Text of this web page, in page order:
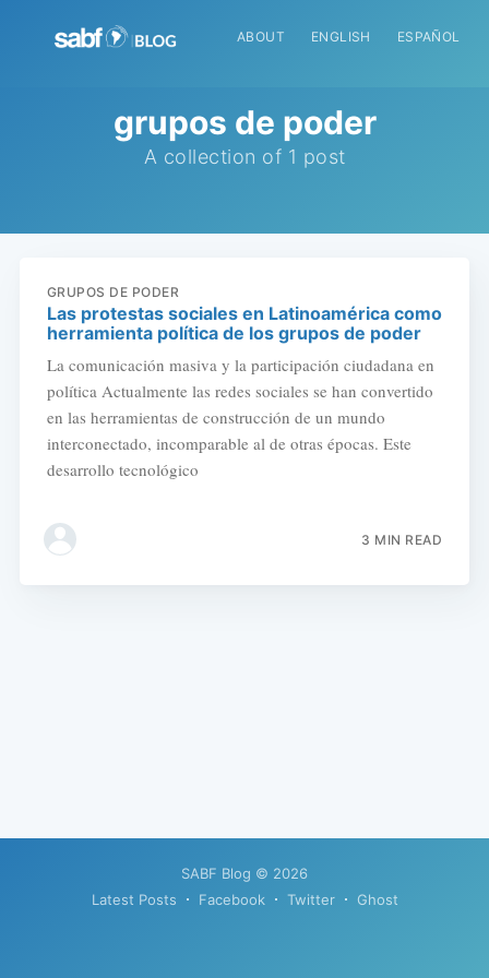
ABOUT ENGLISH ESPAÑOL
grupos de poder
A collection of 1 post
GRUPOS DE PODER
Las protestas sociales en Latinoamérica como
herramienta política de los grupos de poder
La comunicación masiva y la participación ciudadana en
política Actualmente las redes sociales se han convertido
en las herramientas de construcción de un mundo
interconectado, incomparable al de otras épocas. Este
desarrollo tecnológico
3 MIN READ
SABF Blog © 2026
Latest Posts
Facebook Twitter Ghost